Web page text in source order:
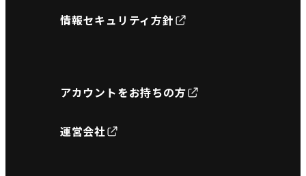
情報セキュリティ方針
アカウントをお持ちの方
運営会社